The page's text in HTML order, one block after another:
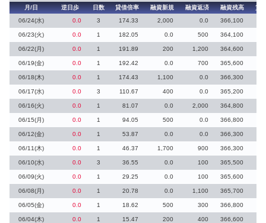
月/日
逆日歩 日数 貸借倍率 融資新規 融資返済 融資残高
貸
06/24(水)
0.0 3 174.33 2,000 0.0 366,100
06/23(火) 0.0 1 182.05 0.0 500 364,100
06/22(月) 0.0 1 191.89 200 1,200 364,600
06/19(金) 0.0 1 192.42 0.0 700 365,600
06/18(木) 0.0 1 174.43 1,100 0.0 366,300
06/17(水) 0.0 3 110.67 400 0.0 365,200
06/16(火) 0.0 1 81.07 0.0 2,000 364,800
06/15(月) 0.0 1 94.05 500 0.0 366,800
06/12(金) 0.0 1 53.87 0.0 0.0 366,300
06/11(木) 0.0 1 46.37 1,700 900 366,300
06/10(水) 0.0 3 36.55 0.0 100 365,500
06/09(火) 0.0 1 29.25 0.0 100 365,600
06/08(月) 0.0 1 20.78 0.0 1,100 365,700
06/05(金) 0.0 1 18.62 500 300 366,800
06/04(木) 0.0 1 15.47 200 400
366,600